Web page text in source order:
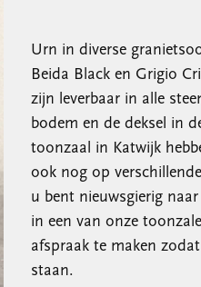
Urn in diverse
Beida Black en Grigio
zijn leverbaar in alle
bodem en de deksel in
toonzaal in Katwijk
ook nog op
u bent nieuwsgierig
in een van onze
afspraak te maken
staan.